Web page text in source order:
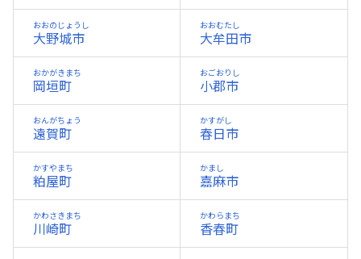
大野城市
おおのじょうし
大牟田市
おおむたし
岡垣町
おかがきまち
小郡市
おごおりし
遠賀町
おんがちょう
春日市
かすがし
粕屋町
かすやまち
嘉麻市
かまし
川崎町
かわさきまち
香春町
かわらまち